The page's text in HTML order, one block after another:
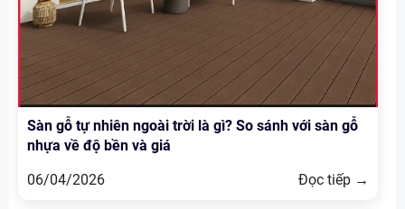
Sàn gỗ tự nhiên ngoài trời là gì? So sánh với sàn gỗ
nhựa về độ bền và giá
06/04/2026
Đọc tiếp →